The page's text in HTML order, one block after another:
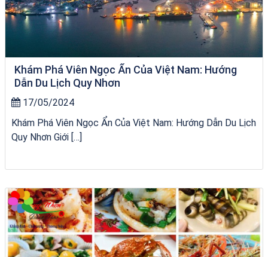
Khám Phá Viên Ngọc Ẩn Của Việt Nam: Hướng
Dẫn Du Lịch Quy Nhơn
17/05/2024
Khám Phá Viên Ngọc Ẩn Của Việt Nam: Hướng Dẫn Du Lịch
Quy Nhơn Giới […]
VÉ HẢI GIANG